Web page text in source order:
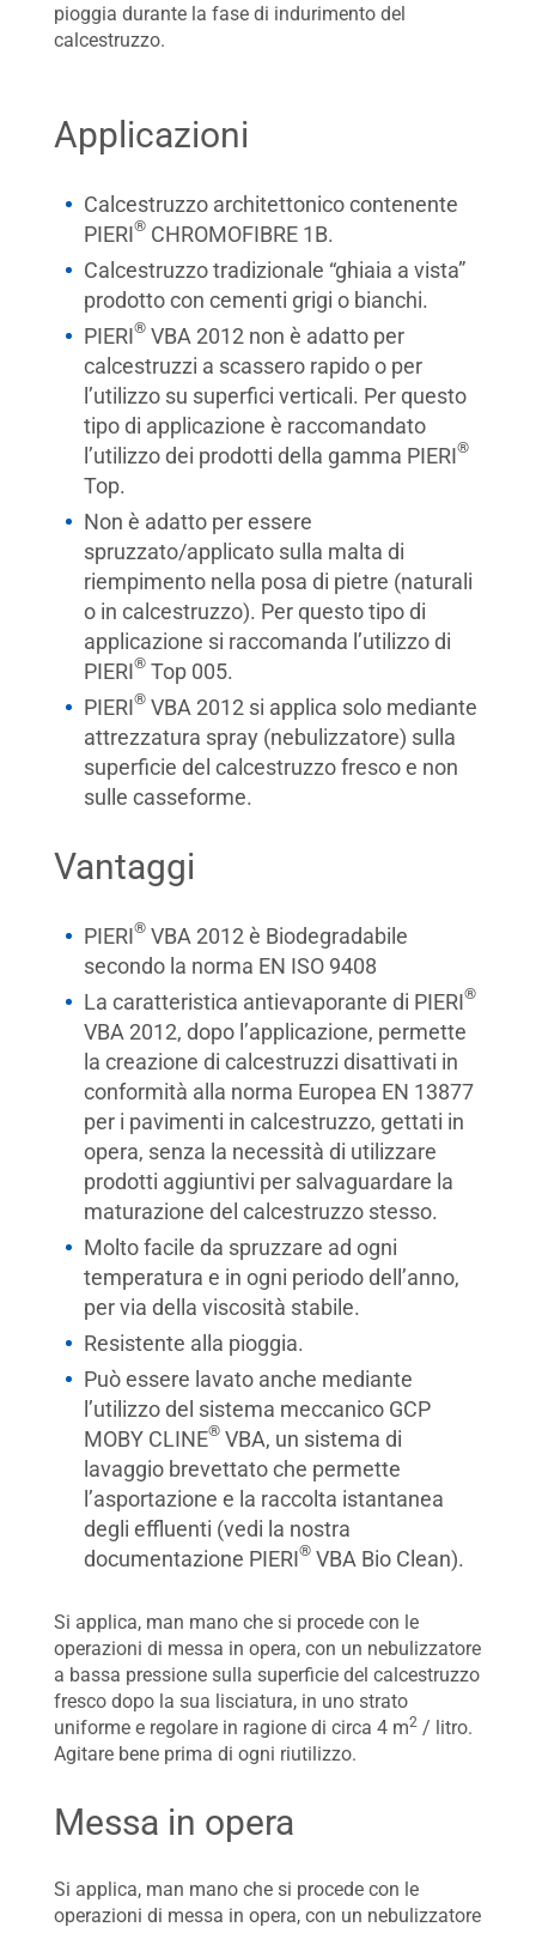
pioggia durante la fase di indurimento del
calcestruzzo.
Applicazioni
Calcestruzzo architettonico contenente
PIERI® CHROMOFIBRE 1B.
Calcestruzzo tradizionale “ghiaia a vista”
prodotto con cementi grigi o bianchi.
PIERI® VBA 2012 non è adatto per
calcestruzzi a scassero rapido o per
l’utilizzo su superfici verticali. Per questo
tipo di applicazione è raccomandato
l’utilizzo dei prodotti della gamma PIERI®
Top.
Non è adatto per essere
spruzzato/applicato sulla malta di
riempimento nella posa di pietre (naturali
o in calcestruzzo). Per questo tipo di
applicazione si raccomanda l’utilizzo di
PIERI® Top 005.
PIERI® VBA 2012 si applica solo mediante
attrezzatura spray (nebulizzatore) sulla
superficie del calcestruzzo fresco e non
sulle casseforme.
Vantaggi
PIERI® VBA 2012 è Biodegradabile
secondo la norma EN ISO 9408
La caratteristica antievaporante di PIERI®
VBA 2012, dopo l’applicazione, permette
la creazione di calcestruzzi disattivati in
conformità alla norma Europea EN 13877
per i pavimenti in calcestruzzo, gettati in
opera, senza la necessità di utilizzare
prodotti aggiuntivi per salvaguardare la
maturazione del calcestruzzo stesso.
Molto facile da spruzzare ad ogni
temperatura e in ogni periodo dell’anno,
per via della viscosità stabile.
Resistente alla pioggia.
Può essere lavato anche mediante
l’utilizzo del sistema meccanico GCP
MOBY CLINE® VBA, un sistema di
lavaggio brevettato che permette
l’asportazione e la raccolta istantanea
degli effluenti (vedi la nostra
documentazione PIERI® VBA Bio Clean).
Si applica, man mano che si procede con le
operazioni di messa in opera, con un nebulizzatore
a bassa pressione sulla superficie del calcestruzzo
fresco dopo la sua lisciatura, in uno strato
uniforme e regolare in ragione di circa 4 m2 / litro.
Agitare bene prima di ogni riutilizzo.
Messa in opera
Si applica, man mano che si procede con le
operazioni di messa in opera, con un nebulizzatore